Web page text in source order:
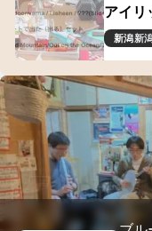
アイリ
会新潟新